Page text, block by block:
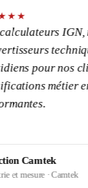
IGN,
techniques
pour nos
métier en
· Camtek